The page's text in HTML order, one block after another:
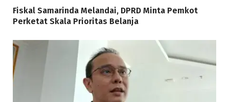
Fiskal Samarinda Melandai, DPRD Minta Pemkot
Perketat Skala Prioritas Belanja